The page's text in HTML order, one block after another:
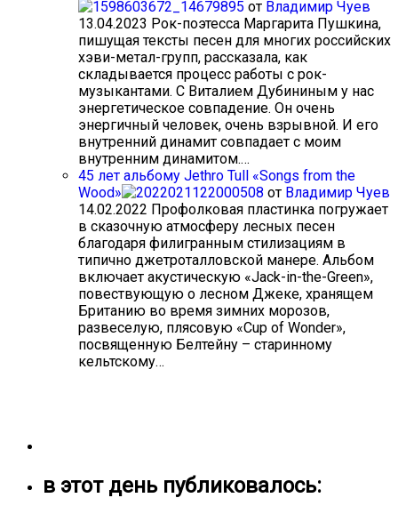
от Владимир Чуев
13.04.2023 Рок-поэтесса Маргарита Пушкина,
пишущая тексты песен для многих российских
хэви-метал-групп, рассказала, как
складывается процесс работы с рок-
музыкантами. С Виталием Дубининым у нас
энергетическое совпадение. Он очень
энергичный человек, очень взрывной. И его
внутренний динамит совпадает с моим
внутренним динамитом.…
45 лет альбому Jethro Tull «Songs from the
Wood»
от Владимир Чуев
14.02.2022 Профолковая пластинка погружает
в сказочную атмосферу лесных песен
благодаря филигранным стилизациям в
типично джетроталловской манере. Альбом
включает акустическую «Jack-in-the-Green»,
повествующую о лесном Джеке, хранящем
Британию во время зимних морозов,
развеселую, плясовую «Cup of Wonder»,
посвященную Белтейну – старинному
кельтскому…
в этот день публиковалось: